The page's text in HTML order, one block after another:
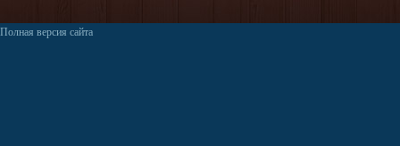
Полная версия сайта